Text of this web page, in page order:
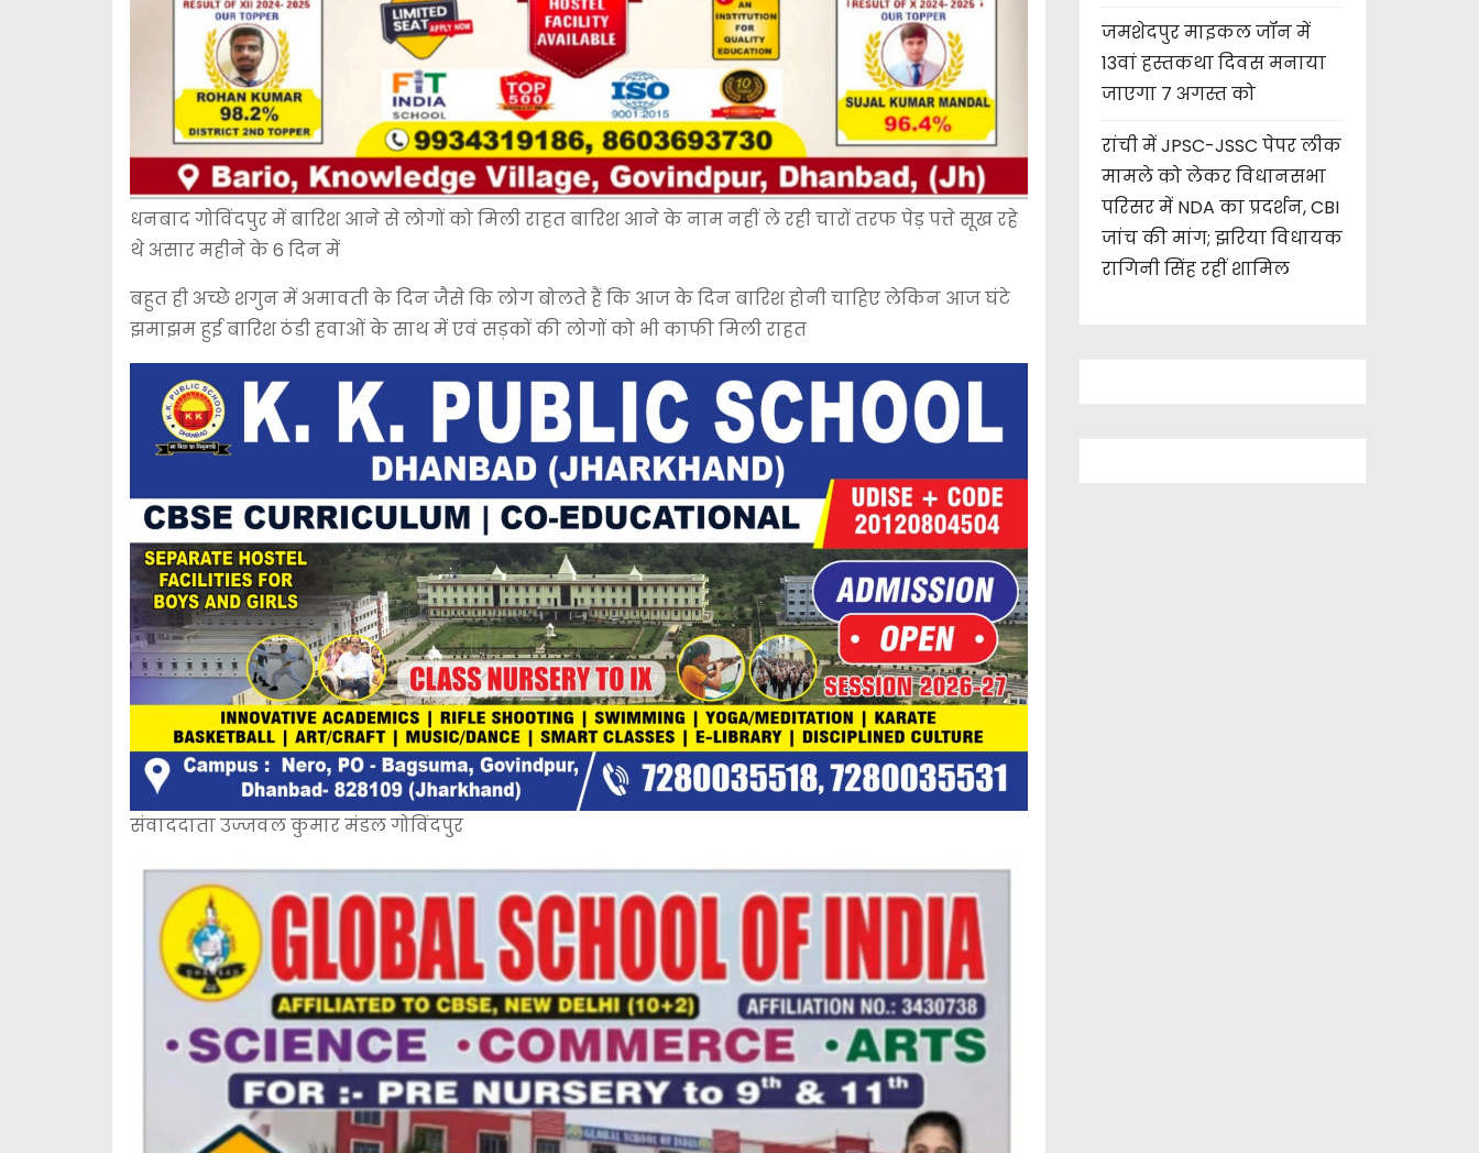
धनबाद गोविंदपुर में बारिश आने से लोगों को मिली राहत बारिश आने के नाम नहीं ले रही चारों तरफ पेड़ पत्ते सूख रहे
थे असार महीने के 6 दिन में
बहुत ही अच्छे शगुन में अमावती के दिन जैसे कि लोग बोलते हैं कि आज के दिन बारिश होनी चाहिए लेकिन आज घंटे
झमाझम हुई बारिश ठंडी हवाओं के साथ में एवं सड़कों की लोगों को भी काफी मिली राहत
संवाददाता उज्जवल कुमार मंडल गोविंदपुर
जमशेदपुर माइकल जॉन में
13वां हस्तकथा दिवस मनाया
जाएगा 7 अगस्त को
रांची में JPSC-JSSC पेपर लीक
मामले को लेकर विधानसभा
परिसर में NDA का प्रदर्शन, CBI
जांच की मांग; झरिया विधायक
रागिनी सिंह रहीं शामिल